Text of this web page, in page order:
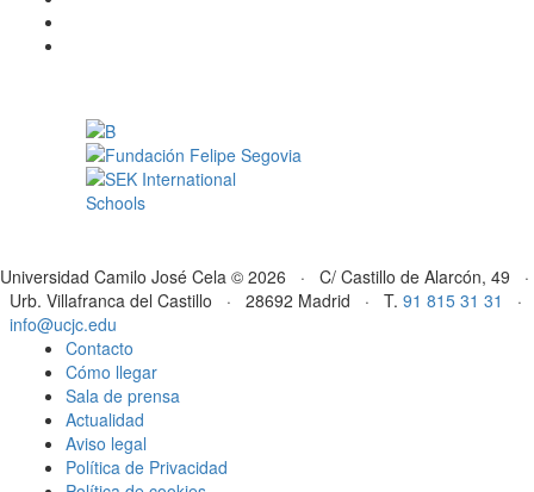
Universidad Camilo José Cela © 2026 · C/ Castillo de Alarcón, 49 ·
Urb. Villafranca del Castillo · 28692 Madrid · T. 91 815 31 31
·
info@ucjc.edu
Contacto
Cómo llegar
Sala de prensa
Actualidad
Aviso legal
Política de Privacidad